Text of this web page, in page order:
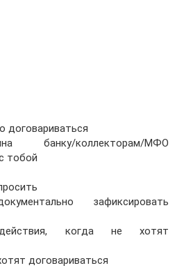
договариваться
банку/коллекторам/МФО
тобой
зафиксировать
когда не хотят
договариваться